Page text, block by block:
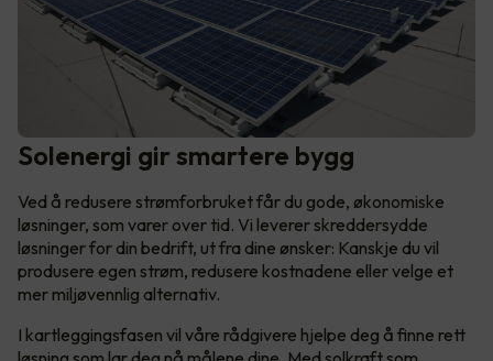
Solenergi gir smartere bygg
Ved å redusere strømforbruket får du gode, økonomiske
løsninger, som varer over tid. Vi leverer skreddersydde
løsninger for din bedrift, ut fra dine ønsker: Kanskje du vil
produsere egen strøm, redusere kostnadene eller velge et
mer miljøvennlig alternativ.
I kartleggingsfasen vil våre rådgivere hjelpe deg å finne rett